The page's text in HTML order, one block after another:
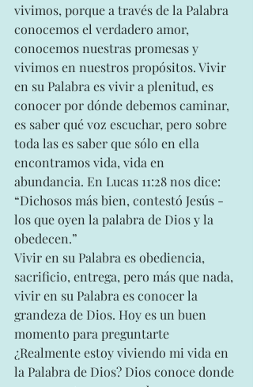
vivimos, porque a través de la Palabra
conocemos el verdadero amor,
conocemos nuestras promesas y
vivimos en nuestros propósitos. Vivir
en su Palabra es vivir a plenitud, es
conocer por dónde debemos caminar,
es saber qué voz escuchar, pero sobre
toda las es saber que sólo en ella
encontramos vida, vida en
abundancia. En Lucas 11:28 nos dice:
“Dichosos más bien, contestó Jesús -
los que oyen la palabra de Dios y la
obedecen.”
Vivir en su Palabra es obediencia,
sacrificio, entrega, pero más que nada,
vivir en su Palabra es conocer la
grandeza de Dios. Hoy es un buen
momento para preguntarte
¿Realmente estoy viviendo mi vida en
la Palabra de Dios? Dios conoce donde